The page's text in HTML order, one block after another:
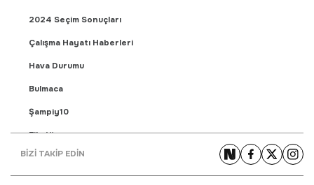
2024 Seçim Sonuçları
Çalışma Hayatı Haberleri
Hava Durumu
Bulmaca
Şampiy10
Fikstür
Puan Durumu
BİZİ TAKİP EDİN